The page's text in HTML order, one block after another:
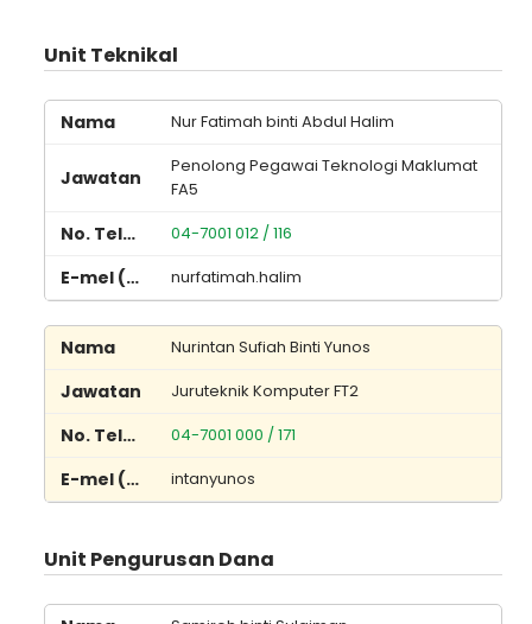
Unit Teknikal
Nur Fatimah binti Abdul Halim
Penolong Pegawai Teknologi Maklumat
FA5
04-7001 012 / 116
nurfatimah.halim
Nurintan Sufiah Binti Yunos
Juruteknik Komputer FT2
04-7001 000 / 171
intanyunos
Unit Pengurusan Dana